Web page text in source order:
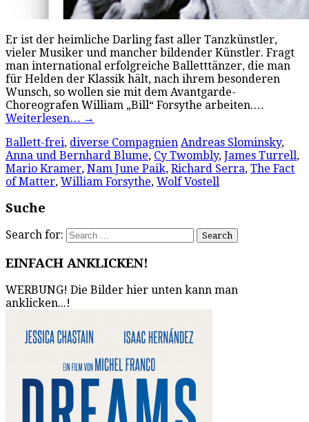
Er ist der heimliche Darling fast aller Tanzkünstler,
vieler Musiker und mancher bildender Künstler. Fragt
man international erfolgreiche Balletttänzer, die man
für Helden der Klassik hält, nach ihrem besonderen
Wunsch, so wollen sie mit dem Avantgarde-
Choreografen William „Bill“ Forsythe arbeiten.…
Weiterlesen… →
Ballett-frei, diverse Compagnien Andreas Slominsky,
Anna und Bernhard Blume, Cy Twombly, James Turrell,
Mario Kramer, Nam June Paik, Richard Serra, The Fact
of Matter, William Forsythe, Wolf Vostell
Suche
Search for:
EINFACH ANKLICKEN!
WERBUNG! Die Bilder hier unten kann man
anklicken...!